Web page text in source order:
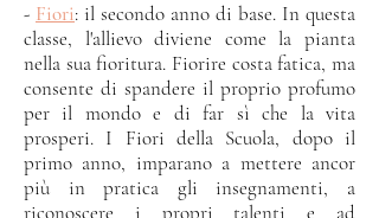
- Fiori: il secondo anno di base. In questa
classe, l'allievo diviene come la pianta
nella sua fioritura. Fiorire costa fatica, ma
consente di spandere il proprio profumo
per il mondo e di far sì che la vita
prosperi. I Fiori della Scuola, dopo il
primo anno, imparano a mettere ancor
più in pratica gli insegnamenti, a
riconoscere i propri talenti e ad